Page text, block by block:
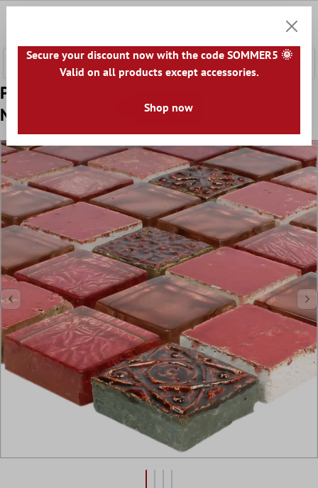
Padrão de Azulejo Mosaico Vidro Pedra
Natural Maya Red
Secure your discount now with the code SOMMER5 🌞
Valid on all products except accessories.
Shop now